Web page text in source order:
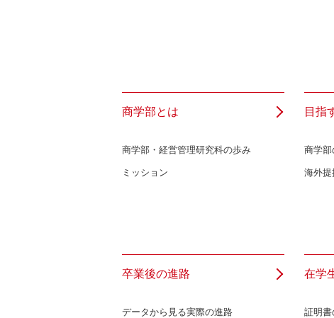
商学部とは
商学部・経営管理研究科の歩み
ミッション
目指
商学部
海外提
卒業後の進路
データから見る実際の進路
在学
証明書